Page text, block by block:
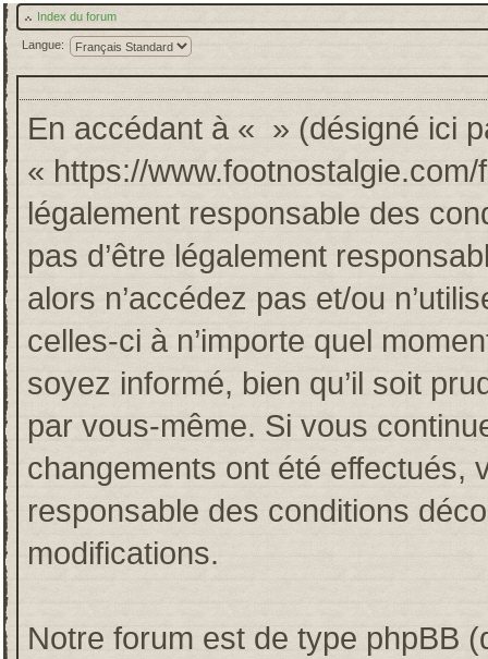
Index du forum
Langue:
En accédant à « » (désigné ici
« https://
légalement responsable des
pas d’être légalement
alors n’accédez pas et/ou
celles-ci à n’importe quel
soyez informé, bien qu’il soit
par vous-même. Si vous
changements ont été effectués,
responsable des conditions
modifications.
Notre forum est de type phpBB